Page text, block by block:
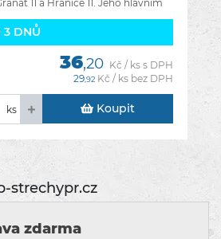
strechypr.cz
zdarma
11 a Hranice 11. Jeho hlavním
3 DNŮ
36,20 Kč / ks s DPH
29,92 Kč / ks bez DPH
ks Koupit